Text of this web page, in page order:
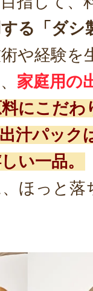
る「ダシ
や経験を
家庭用の
料にこだわ
汁パック
い一品。
ほっと落